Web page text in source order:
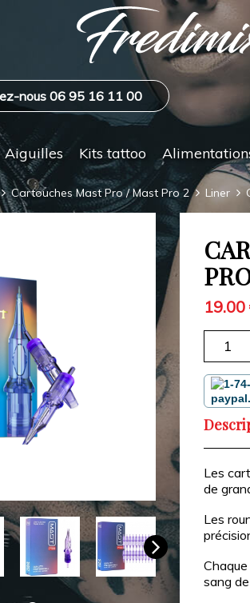
nous 06 95 16 11 00
Aiguilles Kits tattoo
Cartouches Mast Pro / Mast Pro 2 Liner
19.00
Les
de
Les
sang